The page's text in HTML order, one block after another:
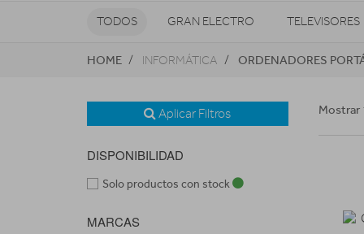
TODOS GRAN ELECTRO TELEVISORES
CLIMATIZACIÓN Y CALEFACCIÓN
HOME INFORMÁTICA ORDENADORES
Aplicar Filtros
DISPONIBILIDAD
Solo productos con stock
MARCAS
Mostrar